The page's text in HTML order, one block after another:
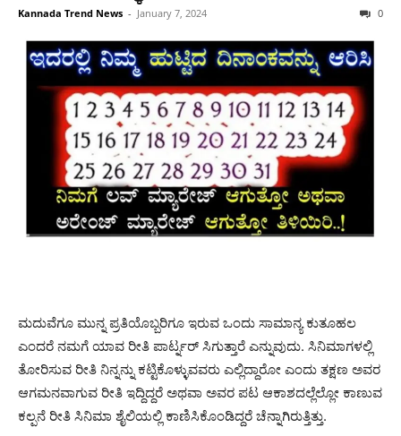
Kannada Trend News - January 7, 2024 0
ಮದುವೆಗೂ ಮುನ್ನ ಪ್ರತಿಯೊಬ್ಬರಿಗೂ ಇರುವ ಒಂದು ಸಾಮಾನ್ಯ ಕುತೂಹಲ
ಎಂದರೆ ನಮಗೆ ಯಾವ ರೀತಿ ಪಾರ್ಟ್ನರ್ ಸಿಗುತ್ತಾರೆ ಎನ್ನುವುದು. ಸಿನಿಮಾಗಳಲ್ಲಿ
ತೋರಿಸುವ ರೀತಿ ನಿನ್ನನ್ನು ಕಟ್ಟಿಕೊಳ್ಳುವವರು ಎಲ್ಲಿದ್ದಾರೋ ಎಂದು ತಕ್ಷಣ ಅವರ
ಆಗಮನವಾಗುವ ರೀತಿ ಇದ್ದಿದ್ದರೆ ಅಥವಾ ಅವರ ಪಟ ಆಕಾಶದಲ್ಲೆಲ್ಲೋ ಕಾಣುವ
ಕಲ್ಪನೆ ರೀತಿ ಸಿನಿಮಾ ಶೈಲಿಯಲ್ಲಿ ಕಾಣಿಸಿಕೊಂಡಿದ್ದರೆ ಚೆನ್ನಾಗಿರುತ್ತಿತ್ತು.